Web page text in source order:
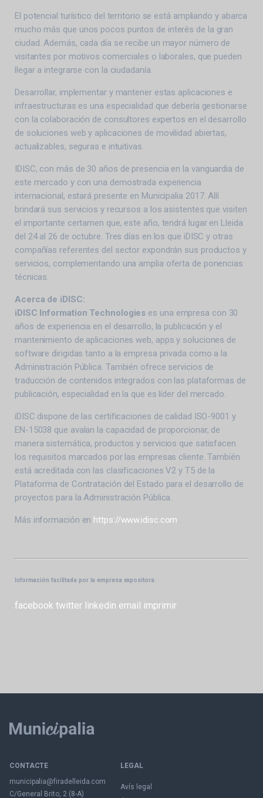
El potencial turístico del territorio se está ampliando y abarca
mucho más que unos pocos puntos de interés de la gran
ciudad. Además, cada día se recibe un mayor número de
visitantes por motivos comerciales o laborales, que pueden
llegar a integrarse con la ciudadanía.
Desarrollar, implementar y mantener estas aplicaciones e
infraestructuras es una especialidad que debería gestionarse
con la colaboración de consultores expertos en el desarrollo
de soluciones web y aplicaciones de movilidad abiertas,
actualizables, seguras e intuitivas.
IDISC, con más de 30 años de presencia en la vanguardia de
este mercado y con una demostrada experiencia
internacional, estará presente en Municipalia 2017. Allí
brindará sus servicios y recursos a los asistentes que visiten
el importante certamen que, este año, tendrá lugar en Lleida
del 24 al 26 de octubre. Tres días en los que iDISC y otras
compañías referentes del sector expondrán sus productos y
servicios, complementando una amplia oferta de ponencias
técnicas.
Acerca de iDISC:
iDISC Information Technologies es una empresa con 30
años de experiencia en el desarrollo, la publicación y el
mantenimiento de aplicaciones web, apps y soluciones de
software dirigidas tanto a la empresa privada como a la
Administración Pública. También ofrece servicios de
traducción de contenidos integrados con las plataformas de
publicación, especialidad en la que es líder del mercado.
iDISC dispone de las certificaciones de calidad ISO-9001 y
EN-15038 que avalan la capacidad de proporcionar, de
manera sistemática, productos y servicios que satisfacen
los requisitos marcados por las empresas cliente. También
está acreditada con las clasificaciones V2 y T5 de la
Plataforma de Contratación del Estado para el desarrollo de
proyectos para la Administración Pública.
Más información en https://www.idisc.com.
Información facilitada por la empresa expositora.
facebook twitter linkedin email imprimir
CONTACTE
municipalia@firadelleida.com
C/General Brito, 2 (8-A)
LEGAL
Avís legal